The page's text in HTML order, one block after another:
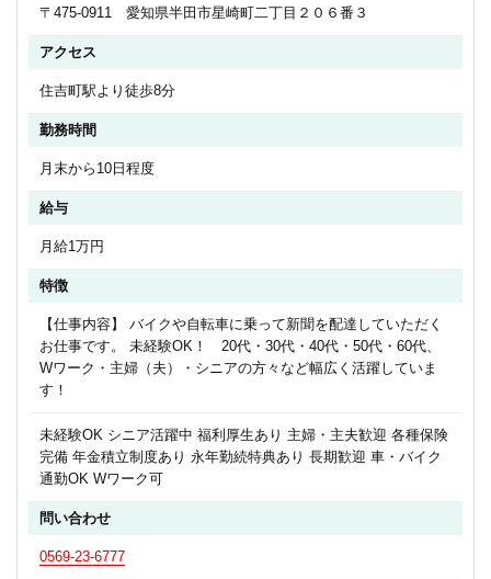
〒475-0911 愛知県半田市星崎町二丁目２０６番３
アクセス
住吉町駅より徒歩8分
勤務時間
月末から10日程度
給与
月給1万円
特徴
【仕事内容】 バイクや自転車に乗って新聞を配達していただく
お仕事です。 未経験OK！ 20代・30代・40代・50代・60代、
Wワーク・主婦（夫）・シニアの方々など幅広く活躍していま
す！
未経験OK シニア活躍中 福利厚生あり 主婦・主夫歓迎 各種保険
完備 年金積立制度あり 永年勤続特典あり 長期歓迎 車・バイク
通勤OK Wワーク可
問い合わせ
0569-23-6777